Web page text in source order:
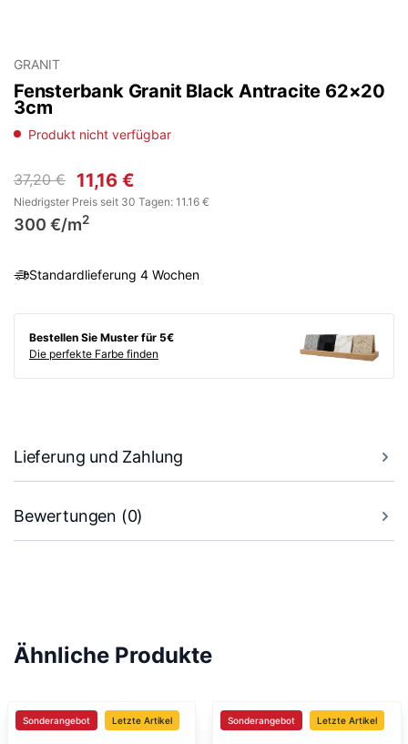
GRANIT
Fensterbank Granit Black Antracite 62×20
3cm
Produkt nicht verfügbar
37,20€
Ursprünglicher
Preis
war:
11,16 €
Aktueller
Preis
ist:
Niedrigster Preis seit 30 Tagen: 11.16 €
300 €/m2
Standardlieferung 4 Wochen
Bestellen Sie Muster für 5€
Die perfekte Farbe finden
Lieferung und Zahlung
Bewertungen (0)
Ähnliche Produkte
Sonderangebot Letzte Artikel Sonderangebot Letzte Artikel